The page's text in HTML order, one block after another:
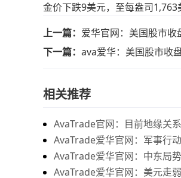
金价下跌9美元，至每盎司1,763
上一篇： 爱华官网：美国股市
下一篇： ava爱华：美国股市收
相关推荐
AvaTrade官网：目前地缘关
化，带来的燃料油价格持续上
AvaTrade爱华官网：军事行
价格持续上涨
AvaTrade爱华官网：中东局
下，黄金价格走势稳健
AvaTrade爱华官网：美元走